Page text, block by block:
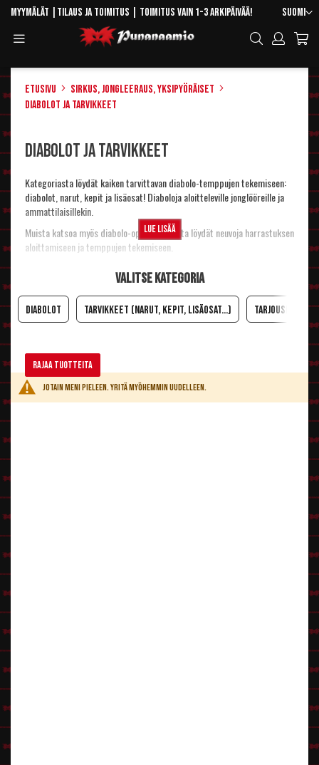
Skip
Content
Kieli
Suomi
Myymälät Tilaus ja toimitus | Toimitus vain 1-3 arkipäivää!
Hae
Etusivu
Sirkus, jongleeraus, yksipyöräiset
Diabolot ja tarvikkeet
Diabolot ja tarvikkeet
Kategoriasta löydät kaiken tarvittavan diabolo-temppujen tekemiseen:
diabolot, narut, kepit ja lisäosat! Diaboloja aloitteleville jonglööreille ja
ammattilaisillekin.
Muista katsoa myös diabolo-oppikirja, joista löydät neuvoja harrastuksen
aloittamiseen ja temppujen tekemiseen.
Lue lisää
Valitse kategoria
Diabolot Tarvikkeet (narut, kepit, lisäosat...) Tarjouspaketit
Rajaa tuotteita
Jotain meni pieleen. Yritä myöhemmin uudelleen.